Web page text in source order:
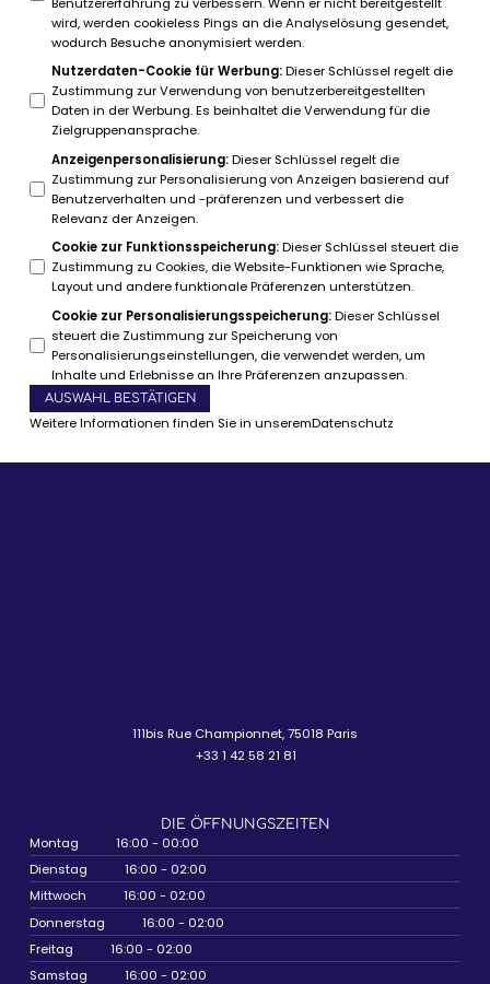
wird, werden cookieless Pings an die Analyselösung gesendet,
wodurch Besuche anonymisiert werden.
Nutzerdaten-Cookie für Werbung: Dieser Schlüssel regelt die
Zustimmung zur Verwendung von benutzerbereitgestellten
Daten in der Werbung. Es beinhaltet die Verwendung für die
Zielgruppenansprache.
Anzeigenpersonalisierung: Dieser Schlüssel regelt die
Zustimmung zur Personalisierung von Anzeigen basierend auf
Benutzerverhalten und -präferenzen und verbessert die
Relevanz der Anzeigen.
Cookie zur Funktionsspeicherung: Dieser Schlüssel steuert die
Zustimmung zu Cookies, die Website-Funktionen wie Sprache,
Layout und andere funktionale Präferenzen unterstützen.
Cookie zur Personalisierungsspeicherung: Dieser Schlüssel
steuert die Zustimmung zur Speicherung von
Personalisierungseinstellungen, die verwendet werden, um
Inhalte und Erlebnisse an Ihre Präferenzen anzupassen.
AUSWAHL BESTÄTIGEN
Weitere Informationen finden Sie in unseremDatenschutz
111bis Rue Championnet, 75018 Paris
+33 1 42 58 21 81
DIE ÖFFNUNGSZEITEN
Montag
16:00 - 00:00
Dienstag
16:00 - 02:00
Mittwoch
16:00 - 02:00
Donnerstag
16:00 - 02:00
Freitag
16:00 - 02:00
Samstag
16:00 - 02:00